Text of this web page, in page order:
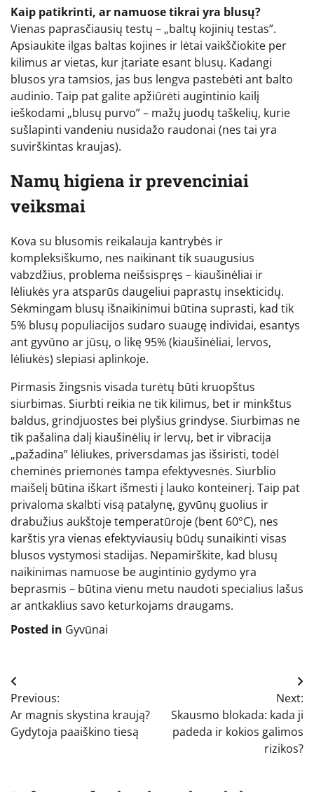
Kaip patikrinti, ar namuose tikrai yra blusų?
Vienas paprasčiausių testų – „baltų kojinių testas”.
Apsiaukite ilgas baltas kojines ir lėtai vaikščiokite per
kilimus ar vietas, kur įtariate esant blusų. Kadangi
blusos yra tamsios, jas bus lengva pastebėti ant balto
audinio. Taip pat galite apžiūrėti augintinio kailį
ieškodami „blusų purvo” – mažų juodų taškelių, kurie
sušlapinti vandeniu nusidažo raudonai (nes tai yra
suvirškintas kraujas).
Namų higiena ir prevenciniai
veiksmai
Kova su blusomis reikalauja kantrybės ir
kompleksiškumo, nes naikinant tik suaugusius
vabzdžius, problema neišsispręs – kiaušinėliai ir
lėliukės yra atsparūs daugeliui paprastų insekticidų.
Sėkmingam blusų išnaikinimui būtina suprasti, kad tik
5% blusų populiacijos sudaro suaugę individai, esantys
ant gyvūno ar jūsų, o likę 95% (kiaušinėliai, lervos,
lėliukės) slepiasi aplinkoje.
Pirmasis žingsnis visada turėtų būti kruopštus
siurbimas. Siurbti reikia ne tik kilimus, bet ir minkštus
baldus, grindjuostes bei plyšius grindyse. Siurbimas ne
tik pašalina dalį kiaušinėlių ir lervų, bet ir vibracija
„pažadina” lėliukes, priversdamas jas išsiristi, todėl
cheminės priemonės tampa efektyvesnės. Siurblio
maišelį būtina iškart išmesti į lauko konteinerį. Taip pat
privaloma skalbti visą patalynę, gyvūnų guolius ir
drabužius aukštoje temperatūroje (bent 60°C), nes
karštis yra vienas efektyviausių būdų sunaikinti visas
blusos vystymosi stadijas. Nepamirškite, kad blusų
naikinimas namuose be augintinio gydymo yra
beprasmis – būtina vienu metu naudoti specialius lašus
ar antkaklius savo keturkojams draugams.
Posted in Gyvūnai
Navigacija
tarp
įrašų
Previous:
Ar magnis skystina kraują?
Gydytoja paaiškino tiesą
Next:
Skausmo blokada: kada ji
padeda ir kokios galimos
rizikos?